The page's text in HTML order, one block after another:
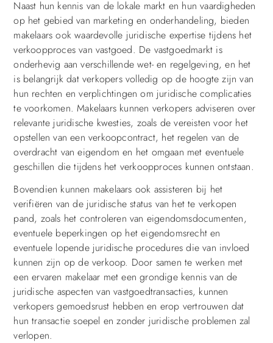
Naast hun kennis van de lokale markt en hun vaardigheden
op het gebied van marketing en onderhandeling, bieden
makelaars ook waardevolle juridische expertise tijdens het
verkoopproces van vastgoed. De vastgoedmarkt is
onderhevig aan verschillende wet- en regelgeving, en het
is belangrijk dat verkopers volledig op de hoogte zijn van
hun rechten en verplichtingen om juridische complicaties
te voorkomen. Makelaars kunnen verkopers adviseren over
relevante juridische kwesties, zoals de vereisten voor het
opstellen van een verkoopcontract, het regelen van de
overdracht van eigendom en het omgaan met eventuele
geschillen die tijdens het verkoopproces kunnen ontstaan.
Bovendien kunnen makelaars ook assisteren bij het
verifiëren van de juridische status van het te verkopen
pand, zoals het controleren van eigendomsdocumenten,
eventuele beperkingen op het eigendomsrecht en
eventuele lopende juridische procedures die van invloed
kunnen zijn op de verkoop. Door samen te werken met
een ervaren makelaar met een grondige kennis van de
juridische aspecten van vastgoedtransacties, kunnen
verkopers gemoedsrust hebben en erop vertrouwen dat
hun transactie soepel en zonder juridische problemen zal
verlopen.